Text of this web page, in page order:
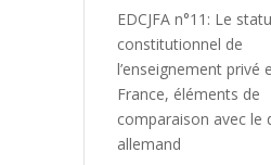
EDCJFA n°11: Le
constitutionnel de
l’enseignement privé
France, éléments de
comparaison avec le
allemand